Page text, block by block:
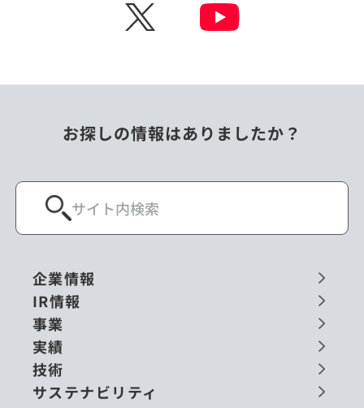
X
お探しの情報はありましたか？
企業情報
IR情報
事業
実績
技術
サステナビリティ